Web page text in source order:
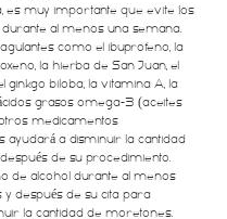
es muy importante que evite los
durante al menos una semana.
como el ibuprofeno, la
la hierba de San Juan, el
ginkgo biloba, la vitamina A, la
grasos omega-3 (aceites
medicamentos
ayudará a disminuir la cantidad
de su procedimiento.
de alcohol durante al menos
después de su cita para
la cantidad de moretones.